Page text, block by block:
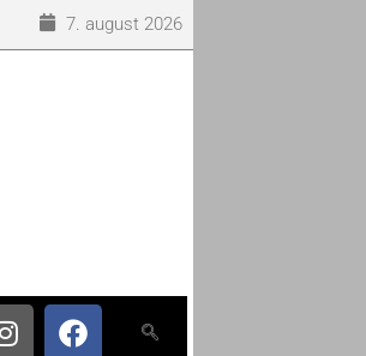
7. august 2026